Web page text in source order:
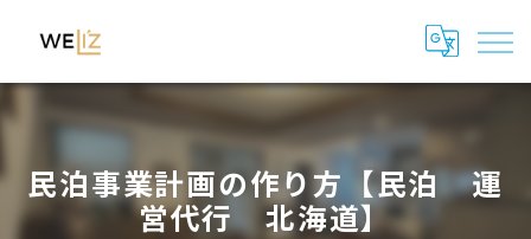
民泊事業計画の作り方【民泊 運
営代行 北海道】